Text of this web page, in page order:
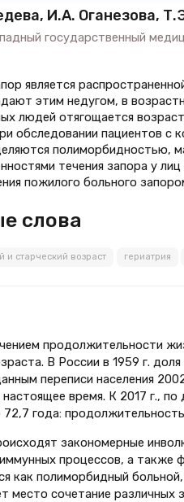
И.А. Оганезова,
государственный
является
этим недугом, в
людей отягощается
обследовании пациентов с
полиморбидностью,
течения запора у
пожилого больного
слова
и старческий возраст гериатрия
продолжительности
В России в 1959 г.
переписи населения
настоящее время. К 2017 г.,
72,7 года:
закономерные
процессов, а также
как полиморбидный
место сочетание